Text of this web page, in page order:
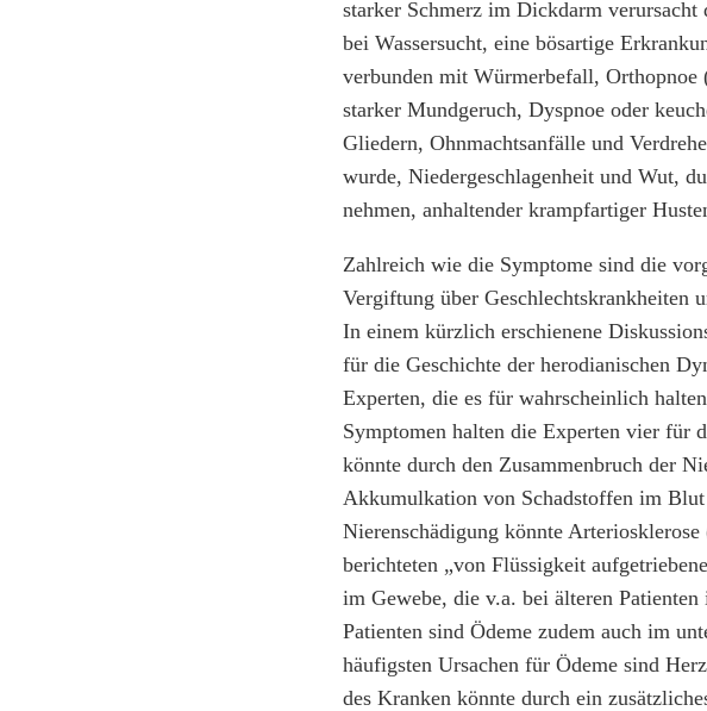
starker Schmerz im Dickdarm
bei Wassersucht, eine bösartige
verbunden mit Würmerbefall,
starker Mundgeruch, Dyspnoe oder
Gliedern, Ohnmachtsanfälle und
wurde, Niedergeschlagenheit und Wut,
nehmen, anhaltender krampfartiger
Zahlreich wie die Symptome sind die
Vergiftung über Geschlechtskrankheiten
In einem kürzlich erschienene
für die Geschichte der herodianischen
Experten, die es für wahrscheinlich
Symptomen halten die Experten vier für
könnte durch den Zusammenbruch der
Akkumulkation von Schadstoffen im
Nierenschädigung könnte
berichteten „von Flüssigkeit
im Gewebe, die v.a. bei älteren
Patienten sind Ödeme zudem auch im
häufigsten Ursachen für Ödeme sind
des Kranken könnte durch ein